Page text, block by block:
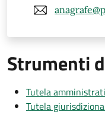
Strumenti
Tutela
Tutela